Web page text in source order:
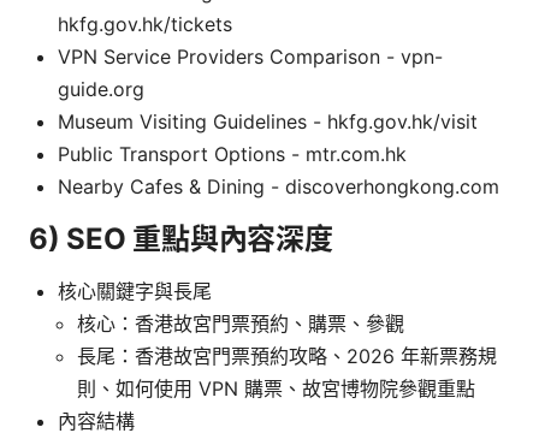
hkfg.gov.hk/tickets
VPN Service Providers Comparison - vpn-
guide.org
Museum Visiting Guidelines - hkfg.gov.hk/visit
Public Transport Options - mtr.com.hk
Nearby Cafes & Dining - discoverhongkong.com
6) SEO 重點與內容深度
核心關鍵字與長尾
核心：香港故宮門票預約、購票、參觀
長尾：香港故宮門票預約攻略、2026 年新票務規
則、如何使用 VPN 購票、故宮博物院參觀重點
內容結構